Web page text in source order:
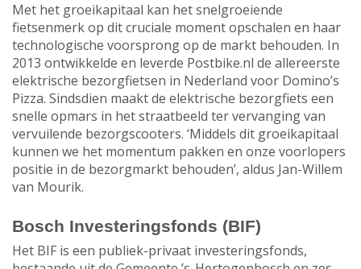
Met het groeikapitaal kan het snelgroeiende
fietsenmerk op dit cruciale moment opschalen en haar
technologische voorsprong op de markt behouden. In
2013 ontwikkelde en leverde Postbike.nl de allereerste
elektrische bezorgfietsen in Nederland voor Domino’s
Pizza. Sindsdien maakt de elektrische bezorgfiets een
snelle opmars in het straatbeeld ter vervanging van
vervuilende bezorgscooters. ‘Middels dit groeikapitaal
kunnen we het momentum pakken en onze voorlopers
positie in de bezorgmarkt behouden’, aldus Jan-Willem
van Mourik.
Bosch Investeringsfonds (BIF)
Het BIF is een publiek-privaat investeringsfonds,